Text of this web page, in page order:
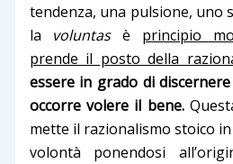
tendenza, una pulsione, uno
la voluntasè principio
prende il posto della
essere in grado di
occorre volere il bene.
mette il razionalismo stoico
volontà ponendosi